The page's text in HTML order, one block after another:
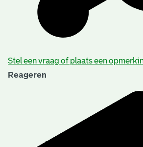
Stel een vraag of plaats een
Reageren